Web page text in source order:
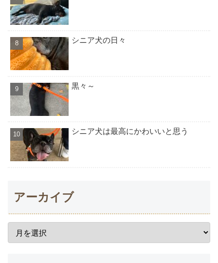
シニア犬の日々
黒々～
シニア犬は最高にかわいいと思う
アーカイブ